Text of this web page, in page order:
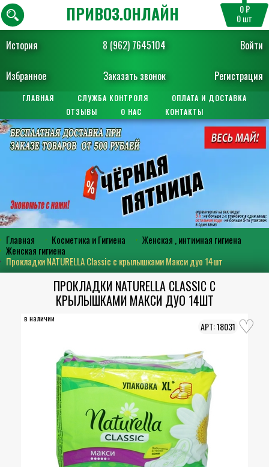
История 8 (962) 7645104 Войти
Избранное Заказать звонок Регистрация
ПРИВОЗ.ОНЛАЙН 0 ₽
0шт
ГЛАВНАЯ СЛУЖБА КОНТРОЛЯ
ОПЛАТА И ДОСТАВКА
ОТЗЫВЫ
О НАС КОНТАКТЫ
Главная Косметика и Гигиена
Женская , интимная гигиена
Женская гигиена
Прокладки NATURELLA Classic с крылышками Макси дуо 14шт
ПРОКЛАДКИ NATURELLA CLASSIC С
КРЫЛЫШКАМИ МАКСИ ДУО 14ШТ
в наличии
18031